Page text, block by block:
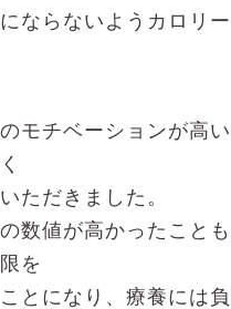
ならないようカロリ
モチベーションが高
ただきました。
数値が高かったこと
を
とになり、療養には